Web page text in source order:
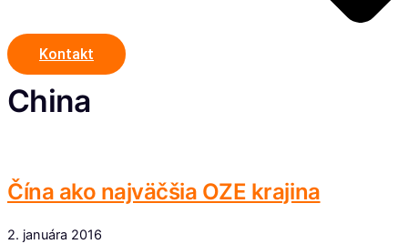
Kontakt
China
Čína ako najväčšia OZE krajina
2. januára 2016